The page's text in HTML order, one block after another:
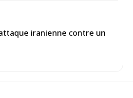
iranienne contre un